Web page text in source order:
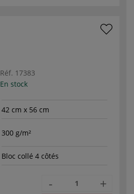
Réf. 17383
En stock
42 cm x 56 cm
300 g/m²
Bloc collé 4 côtés
- +